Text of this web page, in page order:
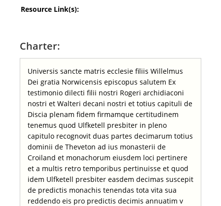
Resource Link(s):
Charter:
Universis sancte matris ecclesie filiis Willelmus
Dei gratia Norwicensis episcopus salutem Ex
testimonio dilecti filii nostri Rogeri archidiaconi
nostri et Walteri decani nostri et totius capituli de
Discia plenam fidem firmamque certitudinem
tenemus quod Ulfketell presbiter in pleno
capitulo recognovit duas partes decimarum totius
dominii de Theveton ad ius monasterii de
Croiland et monachorum eiusdem loci pertinere
et a multis retro temporibus pertinuisse et quod
idem Ulfketell presbiter easdem decimas suscepit
de predictis monachis tenendas tota vita sua
reddendo eis pro predictis decimis annuatim v